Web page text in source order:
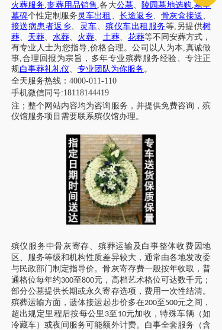
火葬服务,丧葬用品销售,各大公墓、 陵园墓地选购,墓型
墓碑个性定制服务 灵车出租 、 长途返乡、 骨灰盒接送、
接送病患者返乡、 灵车、殡仪车出租服务等,另提供树
葬、 天葬、水葬、 火葬、 土葬、 花葬等不同安葬方式，
有专业人士为您指导,价格合理。公司以人为本,真诚做
事,合理回报为宗旨，多年专业殡葬服务经验、专注正
规白事葬礼礼仪、 专业团队为你服务。
全天服务热线： 4000-011-110
手机微信同号:18118144419
注；整个网站内容均为咨询服务，并提供免费咨询，殡
仪馆服务项目需要联系殡仪馆办理。
殡仪服务中骨灰寄存、殡葬运输及白事整体收费因地
区、服务等级和机构性质差异较大，通常由各地发改委
与民政部门制定指导价。骨灰寄存费一般按年收取，普
通格位每年约300至800元，高档艺术格位可达数千元；
部分公墓提供长期或永久寄存选项，费用一次性结清。
殡葬运输方面，遗体接运起步价多在200至 500元之间，
超出规定里程后按每公里 3至 10元加收，特殊车辆（如
冷藏车）或夜间服务可能额外计费。白事全套服务（含